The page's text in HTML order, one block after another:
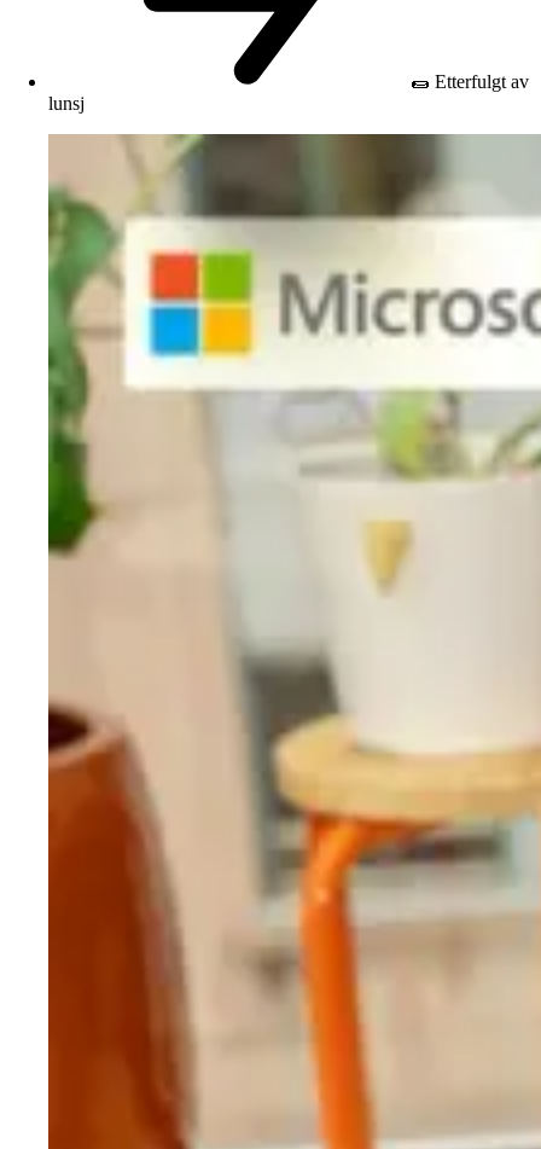
🌯 Etterfulgt av
lunsj